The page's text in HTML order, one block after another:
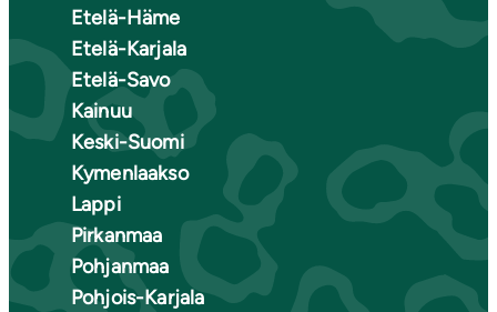
Etelä-Häme
Etelä-Karjala
Etelä-Savo
Kainuu
Keski-Suomi
Kymenlaakso
Lappi
Pirkanmaa
Pohjanmaa
Pohjois-Karjala